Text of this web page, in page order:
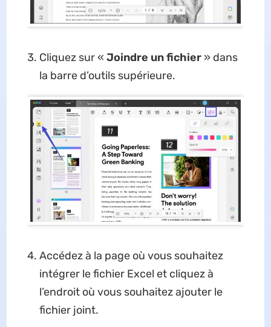
Cliquez sur « Joindre un fichier» dans
la barre d’outils supérieure.
Accédez à la page où vous souhaitez
intégrer le fichier Excel et cliquez à
l’endroit où vous souhaitez ajouter le
fichier joint.